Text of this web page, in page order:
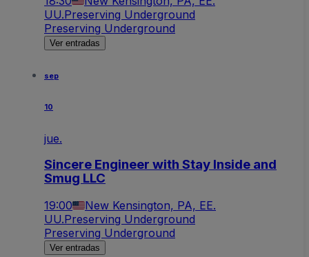
UU.Preserving Underground
Preserving Underground
Ver entradas
sep
10
jue.
Sincere Engineer with Stay Inside and
Smug LLC
19:00
New Kensington, PA, EE.
UU.Preserving Underground
Preserving Underground
Ver entradas